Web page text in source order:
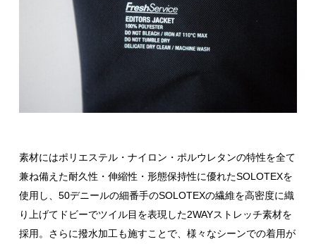
素材にはポリエステル・ナイロン・ポルウレタンの特性を全て
兼ね備えた耐久性・伸縮性・形態保持性に優れたSOLOTEXを
使用し、50デニールの細番手のSOLOTEXの繊維を高密度に織
り上げてドビーでツイル目を表現した2WAYストレッチ素材を
採用。さらに撥水加工も施すことで、様々なシーンでの着用が